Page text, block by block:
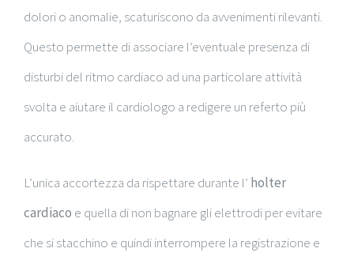
dolori o anomalie, scaturiscono da avvenimenti rilevanti.
Questo permette di associare l’eventuale presenza di
disturbi del ritmo cardiaco ad una particolare attività
svolta e aiutare il cardiologo a redigere un referto più
accurato.
L’unica accortezza da rispettare durante l’ holter
cardiaco e quella di non bagnare gli elettrodi per evitare
che si stacchino e quindi interrompere la registrazione e